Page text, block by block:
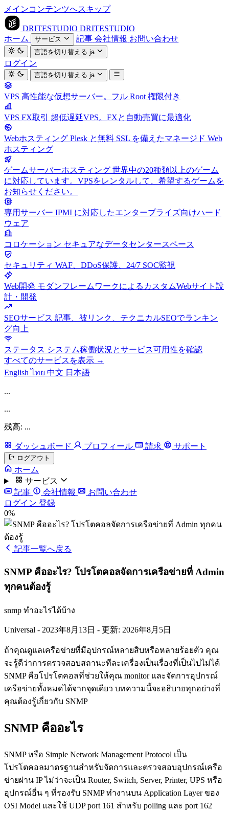
メインコンテンツへスキップ
DRITESTUDIO DRITESTUDIO
ホーム
サービス 記事 会社情報 お問い合わせ
言語を切り替える ja
ログイン
言語を切り替える ja
VPS 高性能な仮想サーバー。フル Root 権限付き
VPS FX取引 超低遅延VPS。FXと自動売買に最適化
Webホスティング Plesk と無料 SSL を備えたマネージド Web
ホスティング
ゲームサーバーホスティング 世界中の20種類以上のゲーム
に対応しています。VPSをレンタルして、希望するゲームを
お知らせください。
専用サーバー IPMI に対応したエンタープライズ向けハード
ウェア
コロケーション セキュアなデータセンタースペース
セキュリティ WAF、DDoS保護、24/7 SOC監視
Web開発 モダンフレームワークによるカスタムWebサイト設
計・開発
SEOサービス 記事、被リンク、テクニカルSEOでランキン
グ向上
ステータス システム稼働状況とサービス可用性を確認
すべてのサービスを表示 →
Englishไทย 中文 日本語
...
...
残高: ...
ダッシュボード プロフィール 請求 サポート
ログアウト
ホーム
サービス
記事
会社情報
お問い合わせ
ログイン 登録
0%
記事一覧へ戻る
SNMP คืออะไร? โปรโตคอลจัดการเครือข่ายที่ Admin
ทุกคนต้องรู้
snmp ทำอะไรได้บ้าง
Universal - 2023年8月13日 - 更新: 2026年8月5日
ถ้าคุณดูแลเครือข่ายที่มีอุปกรณ์หลายสิบหรือหลายร้อยตัว คุณ
จะรู้ดีว่าการตรวจสอบสถานะทีละเครื่องเป็นเรื่องที่เป็นไปไม่ได้
SNMP คือโปรโตคอลที่ช่วยให้คุณ monitor และจัดการอุปกรณ์
เครือข่ายทั้งหมดได้จากจุดเดียว บทความนี้จะอธิบายทุกอย่างที่
คุณต้องรู้เกี่ยวกับ SNMP
SNMP คืออะไร
SNMP หรือ Simple Network Management Protocol เป็น
โปรโตคอลมาตรฐานสำหรับจัดการและตรวจสอบอุปกรณ์เครือ
ข่ายผ่าน IP ไม่ว่าจะเป็น Router, Switch, Server, Printer, UPS หรือ
อุปกรณ์อื่น ๆ ที่รองรับ SNMP ทำงานบน Application Layer ของ
OSI Model และใช้ UDP port 161 สำหรับ polling และ port 162